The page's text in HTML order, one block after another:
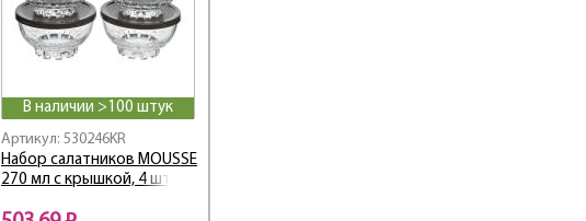
В наличии >100 штук
Артикул: 530246KR
Набор салатников MOUSSE
270 мл с крышкой, 4 шт